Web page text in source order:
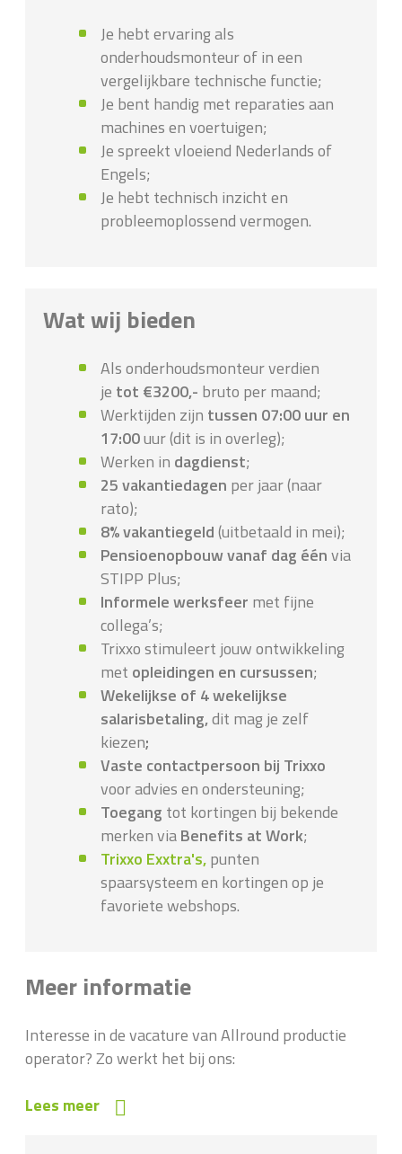
Je hebt ervaring als
onderhoudsmonteur of in een
vergelijkbare technische functie;
Je bent handig met reparaties aan
machines en voertuigen;
Je spreekt vloeiend Nederlands of
Engels;
Je hebt technisch inzicht en
probleemoplossend vermogen.
Wat wij bieden
Als onderhoudsmonteur verdien
je tot €3200,- bruto per maand;
Werktijden zijn tussen 07:00 uur en
17:00uur (dit is in overleg);
Werken in dagdienst;
25 vakantiedagen per jaar (naar
rato);
8% vakantiegeld(uitbetaald in mei);
Pensioenopbouw vanaf dag éénvia
STIPP Plus;
Informele werksfeer met fijne
collega’s;
Trixxo stimuleert jouw ontwikkeling
met opleidingen en cursussen;
Wekelijkse of 4 wekelijkse
salarisbetaling,dit mag je zelf
kiezen;
Vaste contactpersoon bij Trixxo
voor advies en ondersteuning;
Toegang tot kortingen bij bekende
merken viaBenefits at Work;
Trixxo Exxtra's,punten
spaarsysteem en kortingen op je
favoriete webshops.
Meer informatie
Interesse in de vacature van Allround productie
operator? Zo werkt het bij ons:
Lees meer